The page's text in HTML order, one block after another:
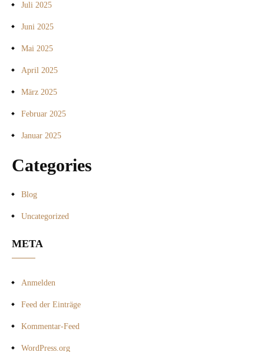
Juli 2025
Juni 2025
Mai 2025
April 2025
März 2025
Februar 2025
Januar 2025
Categories
Blog
Uncategorized
META
Anmelden
Feed der Einträge
Kommentar-Feed
WordPress.org